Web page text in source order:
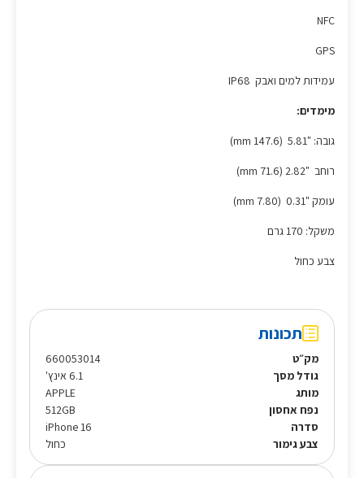
NFC
GPS
עמידות למים ואבק IP68
מימדים:
גובה: "5.81 (147.6 mm)
רוחב "2.82 (71.6 mm)
עומק "0.31 (7.80 mm)
משקל: 170 גרם
צבע כחול
תכונות
מק״ט
660053014
גודל מסך
6.1 אינץ'
מותג
APPLE
נפח אחסון
512GB
סדרה
iPhone 16
צבע גימור
כחול